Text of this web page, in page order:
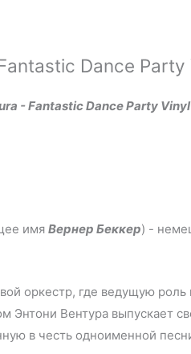
Dance Party
- Fantastic Dance Party
имяВернер Беккер) -
оркестр, где ведущую
Энтони Вентура
в честь одноименной